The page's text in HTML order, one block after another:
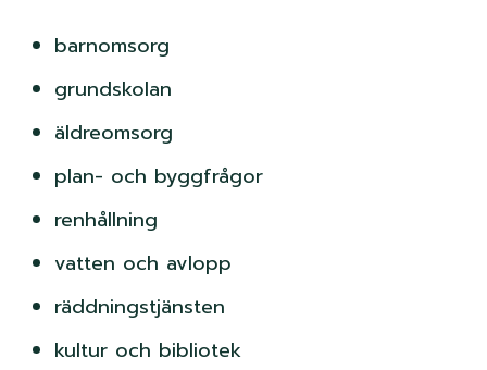
barnomsorg
grundskolan
äldreomsorg
plan- och byggfrågor
renhållning
vatten och avlopp
räddningstjänsten
kultur och bibliotek